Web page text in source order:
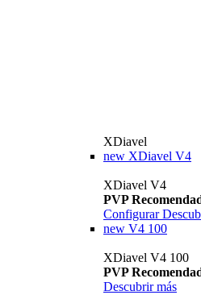
XDiavel
new XDiavel V4
XDiavel V4
PVP
Configurar
new V4 100
XDiavel V4 100
PVP
Descubrir más